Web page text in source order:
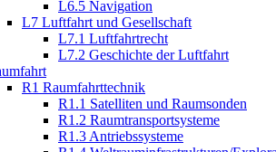
L6.5 Navigation
L7 Luftfahrt und Gesellschaft
L7.1 Luftfahrtrecht
L7.2 Geschichte der Luftfahrt
R1 Raumfahrttechnik
R1.1 Satelliten und Raumsonden
R1.2 Raumtransportsysteme
R1.3 Antriebssysteme